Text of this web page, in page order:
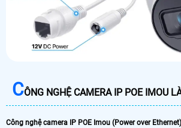
CÔNG NGHỆ CAMERA IP POE IMOU
Công nghệ camera IP POE Imou (Power over Ethernet)